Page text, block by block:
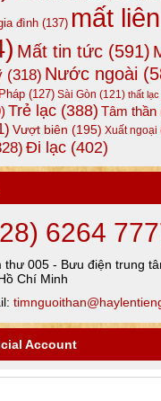
đình (137) mất
Mất tin tức (591)
(318) Nước ngoài
Pháp (127) Sài Gòn (121) thất lạc
Trẻ lạc (388) Tâm thần
Vượt biên (195) Xuất ngoại
Đi lạc (402)
6264
thư 005 - Bưu điện trung
Chí Minh
Account